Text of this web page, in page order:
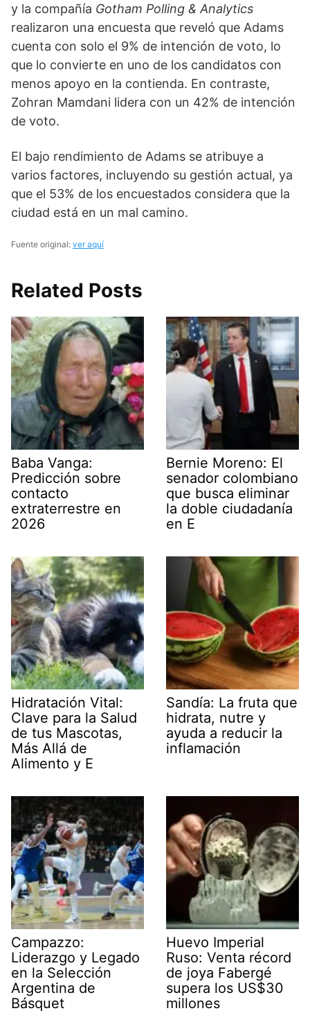
y la compañía Gotham Polling & Analytics
realizaron una encuesta que reveló que Adams
cuenta con solo el 9% de intención de voto, lo
que lo convierte en uno de los candidatos con
menos apoyo en la contienda. En contraste,
Zohran Mamdani lidera con un 42% de intención
de voto.
El bajo rendimiento de Adams se atribuye a
varios factores, incluyendo su gestión actual, ya
que el 53% de los encuestados considera que la
ciudad está en un mal camino.
Fuente original: ver aquí
Related Posts
Baba Vanga:
Predicción sobre
contacto
extraterrestre en
2026
Bernie Moreno: El
senador colombiano
que busca eliminar
la doble ciudadanía
en E
Hidratación Vital:
Clave para la Salud
de tus Mascotas,
Más Allá de
Alimento y E
Sandía: La fruta que
hidrata, nutre y
ayuda a reducir la
inflamación
Campazzo:
Liderazgo y Legado
en la Selección
Argentina de
Básquet
Huevo Imperial
Ruso: Venta récord
de joya Fabergé
supera los US$30
millones